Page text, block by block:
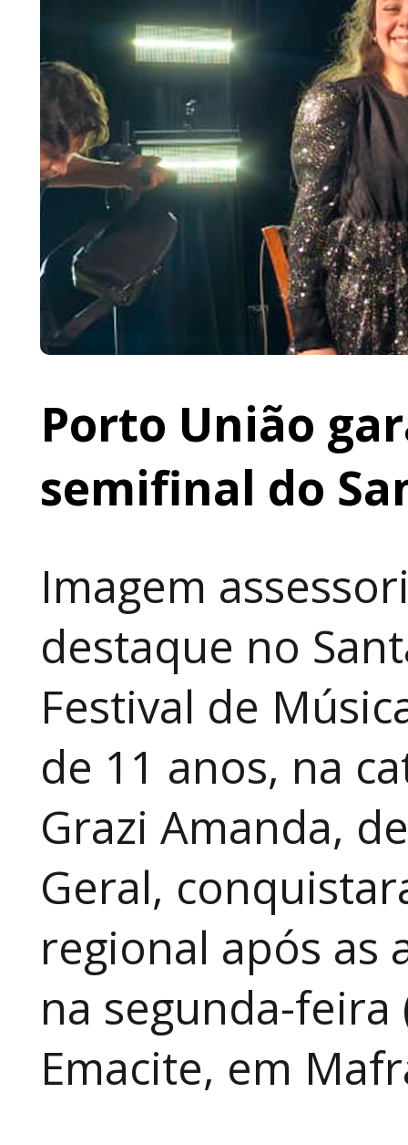
Porto União
semifinal do
Imagem
destaque no
Festival de
de 11 anos, na
Grazi Amanda,
Geral,
regional após as
na segunda-feira
Emacite, em